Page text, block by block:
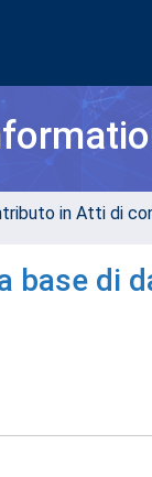
in Atti di
base di